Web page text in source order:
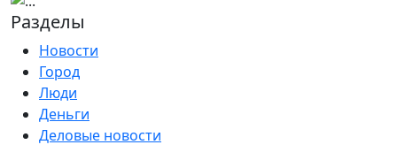
Разделы
Новости
Город
Люди
Деньги
Деловые новости